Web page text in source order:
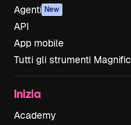
Agenti New
API
App mobile
Tutti gli strumenti Magnific
Inizia
Academy